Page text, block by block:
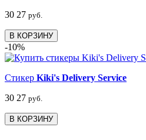
30 27 руб.
В КОРЗИНУ
-10%
Стикер Kiki's Delivery Service
30 27 руб.
В КОРЗИНУ